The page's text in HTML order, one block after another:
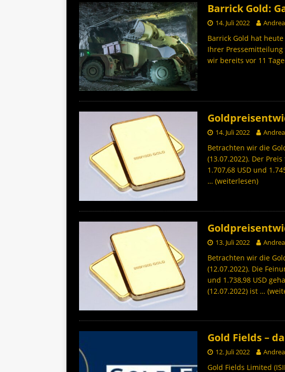
Barrick Gold:
14. Juli 2022
Barrick Gold hat
Ihrer
wir bereits vor 11
14. Juli 2022
Betrachten wir die
(13.07.2022). Der
1.707,68 USD und
… (weiterlesen)
13. Juli 2022
Betrachten wir die
(12.07.2022). Die
und 1.738,98 USD
(12.07.2022) ist …
Gold Fields –
12. Juli 2022
Gold Fields Limited